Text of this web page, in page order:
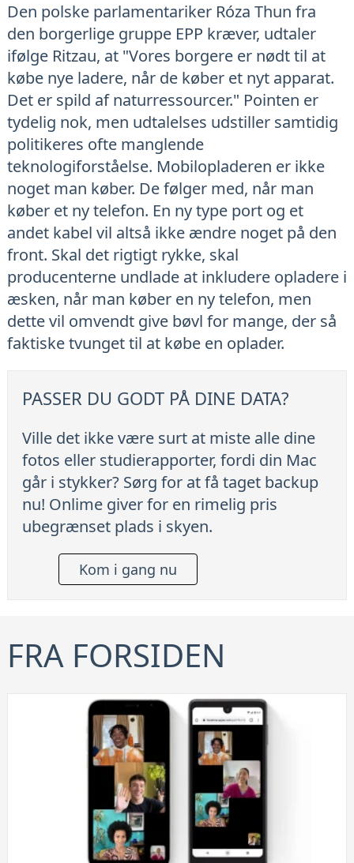
Den polske parlamentariker Róza Thun fra
den borgerlige gruppe EPP kræver, udtaler
ifølge Ritzau, at "Vores borgere er nødt til at
købe nye ladere, når de køber et nyt apparat.
Det er spild af naturressourcer." Pointen er
tydelig nok, men udtalelses udstiller samtidig
politikeres ofte manglende
teknologiforståelse. Mobilopladeren er ikke
noget man køber. De følger med, når man
køber et ny telefon. En ny type port og et
andet kabel vil altså ikke ændre noget på den
front. Skal det rigtigt rykke, skal
producenterne undlade at inkludere opladere i
æsken, når man køber en ny telefon, men
dette vil omvendt give bøvl for mange, der så
faktiske tvunget til at købe en oplader.
PASSER DU GODT PÅ DINE DATA?
Ville det ikke være surt at miste alle dine
fotos eller studierapporter, fordi din Mac
går i stykker? Sørg for at få taget backup
nu! Onlime giver for en rimelig pris
ubegrænset plads i skyen.
Kom i gang nu
FRA FORSIDEN